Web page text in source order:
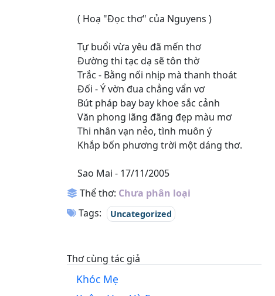
( Hoạ "Đọc thơ" của Nguyens )
Tự buổi vừa yêu đã mến thơ
Đường thi tạc dạ sẽ tôn thờ
Trắc - Bằng nối nhịp mà thanh thoát
Đối - Ý vờn đua chẳng vẩn vơ
Bút pháp bay bay khoe sắc cảnh
Văn phong lãng đãng đẹp màu mơ
Thi nhân vạn nẻo, tình muôn ý
Khắp bốn phương trời một dáng thơ.
Sao Mai - 17/11/2005
Thể thơ: Chưa phân loại
Tags:
Uncategorized
Thơ cùng tác giả
Khóc Mẹ